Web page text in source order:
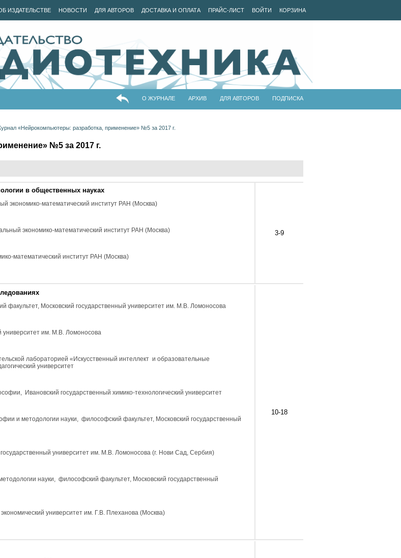
ИЗДАТЕЛЬСТВЕ НОВОСТИ ДЛЯ АВТОРОВ ДОСТАВКА И ОПЛАТА ПРАЙС-ЛИСТ ВОЙТИ КОРЗИНА
О ЖУРНАЛЕ АРХИВ ДЛЯ АВТОРОВ ПОДПИСКА
«Нейрокомпьютеры: разработка, применение» №5 за 2017 г.
№5 за 2017 г.
в общественных науках
экономико-математический институт РАН (Москва)
экономико-математический институт РАН (Москва)
математический институт РАН (Москва)
3-9
факультет, Московский государственный университет им. М.В. Ломоносова
университет им. М.В. Ломоносова
лабораторией «Искусственный интеллект и образовательные
университет
Ивановский государственный химико-технологический университет
и методологии науки, философский факультет, Московский государственный
университет им. М.В. Ломоносова (г. Нови Сад, Сербия)
науки, философский факультет, Московский государственный
университет им. Г.В. Плеханова (Москва)
10-18